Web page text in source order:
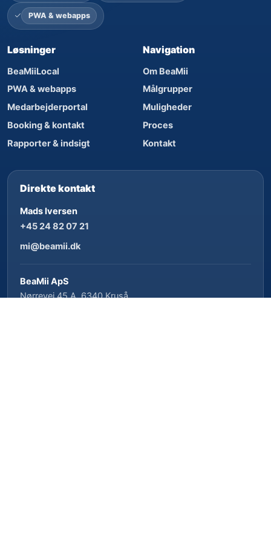
PWA & webapps
Løsninger
BeaMiiLocal
PWA & webapps
Medarbejderportal
Booking & kontakt
Rapporter & indsigt
Navigation
Om BeaMii
Målgrupper
Muligheder
Proces
Kontakt
Direkte kontakt
Mads Iversen
+45 24 82 07 21
mi@beamii.dk
BeaMii ApS
Nørrevej 45 A, 6340 Kruså